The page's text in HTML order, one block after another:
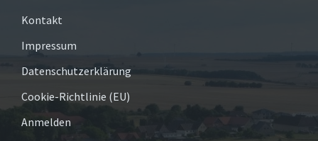
Kontakt
Impressum
Datenschutzerklärung
Cookie-Richtlinie (EU)
Anmelden